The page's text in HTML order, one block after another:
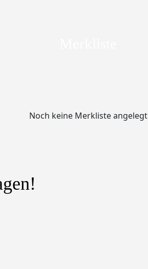
Noch keine Merkliste angelegt